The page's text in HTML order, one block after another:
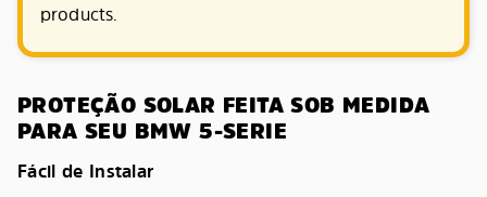
products.
PROTEÇÃO SOLAR FEITA SOB MEDIDA
PARA SEU BMW 5-SERIE
Fácil de Instalar